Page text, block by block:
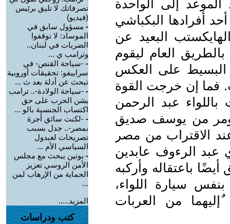
إلى ‏الواحدة
أفرادها البكباشي
البعيد عن
العام ليقوم
البسيط على العكس
فما إن خرجت القوة
عبد الرحمن
من يوسف صديق
الاقتراب من مصر
عبد‏ ‏الرءوف‏ ‏عابدين‏
باعتقاله وأركبه
سيارة اللواء،
‏من‏ ‏العربات‏
تصرفاتك لا تليق برئيس
(فيديو)
- مسؤول سابق في
الموساد: لا توقفوا
الضربات في لبنان..
وترامب ي ...
- -سياحة القنص- في
سراييفو: تحقيقات أوروبية
تبحث عن أدلة بعد ث ...
- -سياحة الولادة-.. ترامب
يشن الحرب على حق
اكتساب الجنسية بالو ...
- -لكنت سائق أجرة
بمصر-.. جدل بسبب
تصريحات لعبدول
السياسي الأم ...
- بوتين يبحث مع مجلس
الأمن الروسي تعزيز
الحماية من الإرهاب لمن
...
المزيد.....
كتب ودراسات